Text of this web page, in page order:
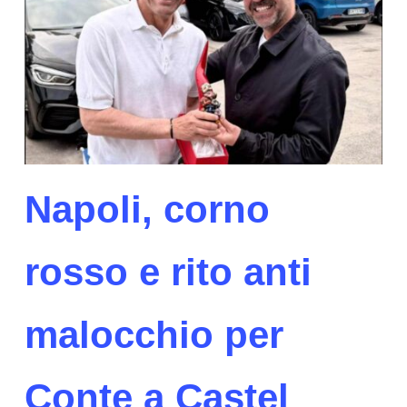
Napoli, corno
rosso e rito anti
malocchio per
Conte a Castel